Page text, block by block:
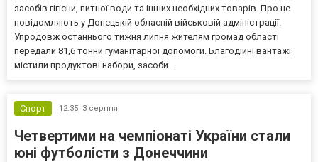
засобів гігієни, питної води та інших необхідних товарів. Про це
повідомляють у Донецькій обласній військовій адміністрації.
Упродовж останнього тижня липня жителям громад області
передали 81,6 тонни гуманітарної допомоги. Благодійні вантажі
містили продуктові набори, засоби...
Спорт 12:35, 3 серпня
Четвертими на чемпіонаті України стали
юні футболісти з Донеччини